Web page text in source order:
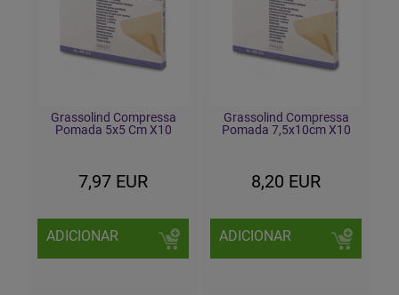
Grassolind Compressa
Pomada 5x5 Cm X10
7,97 EUR
ADICIONAR
Grassolind Compressa
Pomada 7,5x10cm X10
8,20 EUR
ADICIONAR